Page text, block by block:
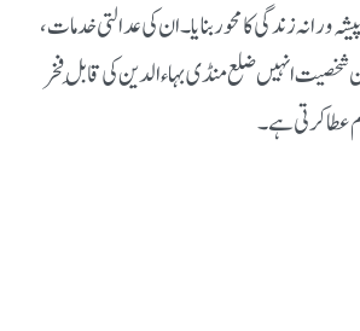
ورانہ زندگی کا محور بنایا۔ان کی عدالتی خدمات،
شخصیت انہیں ضلع منڈی بہاءالدین کی قابلِ فخر
عطا کرتی ہے۔